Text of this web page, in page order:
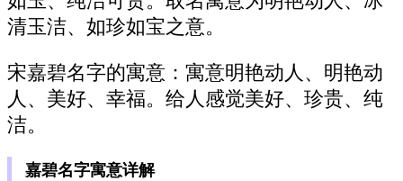
清玉洁、如珍如宝之意。
宋嘉碧名字的寓意：寓意明艳动人、明艳动
人、美好、幸福。给人感觉美好、珍贵、纯
洁。
嘉碧名字寓意详解